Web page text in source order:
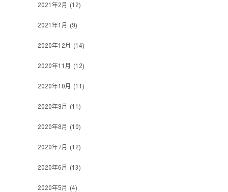
2021年2月 (12)
2021年1月 (9)
2020年12月 (14)
2020年11月 (12)
2020年10月 (11)
2020年9月 (11)
2020年8月 (10)
2020年7月 (12)
2020年6月 (13)
2020年5月 (4)